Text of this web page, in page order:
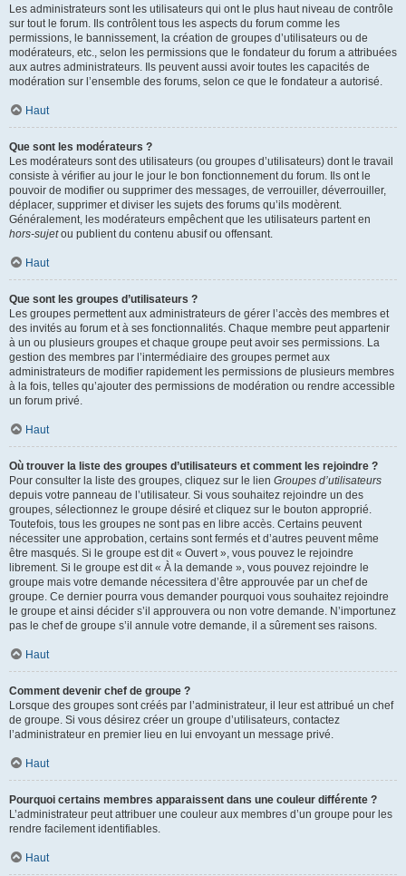
Les administrateurs sont les utilisateurs qui ont le plus haut niveau de contrôle
sur tout le forum. Ils contrôlent tous les aspects du forum comme les
permissions, le bannissement, la création de groupes d’utilisateurs ou de
modérateurs, etc., selon les permissions que le fondateur du forum a attribuées
aux autres administrateurs. Ils peuvent aussi avoir toutes les capacités de
modération sur l’ensemble des forums, selon ce que le fondateur a autorisé.
Haut
Que sont les modérateurs ?
Les modérateurs sont des utilisateurs (ou groupes d’utilisateurs) dont le travail
consiste à vérifier au jour le jour le bon fonctionnement du forum. Ils ont le
pouvoir de modifier ou supprimer des messages, de verrouiller, déverrouiller,
déplacer, supprimer et diviser les sujets des forums qu’ils modèrent.
Généralement, les modérateurs empêchent que les utilisateurs partent en
hors-sujetou publient du contenu abusif ou offensant.
Haut
Que sont les groupes d’utilisateurs ?
Les groupes permettent aux administrateurs de gérer l’accès des membres et
des invités au forum et à ses fonctionnalités. Chaque membre peut appartenir
à un ou plusieurs groupes et chaque groupe peut avoir ses permissions. La
gestion des membres par l’intermédiaire des groupes permet aux
administrateurs de modifier rapidement les permissions de plusieurs membres
à la fois, telles qu’ajouter des permissions de modération ou rendre accessible
un forum privé.
Haut
Où trouver la liste des groupes d’utilisateurs et comment les rejoindre ?
Pour consulter la liste des groupes, cliquez sur le lien Groupes d’utilisateurs
depuis votre panneau de l’utilisateur. Si vous souhaitez rejoindre un des
groupes, sélectionnez le groupe désiré et cliquez sur le bouton approprié.
Toutefois, tous les groupes ne sont pas en libre accès. Certains peuvent
nécessiter une approbation, certains sont fermés et d’autres peuvent même
être masqués. Si le groupe est dit « Ouvert », vous pouvez le rejoindre
librement. Si le groupe est dit « À la demande », vous pouvez rejoindre le
groupe mais votre demande nécessitera d’être approuvée par un chef de
groupe. Ce dernier pourra vous demander pourquoi vous souhaitez rejoindre
le groupe et ainsi décider s’il approuvera ou non votre demande. N’importunez
pas le chef de groupe s’il annule votre demande, il a sûrement ses raisons.
Haut
Comment devenir chef de groupe ?
Lorsque des groupes sont créés par l’administrateur, il leur est attribué un chef
de groupe. Si vous désirez créer un groupe d’utilisateurs, contactez
l’administrateur en premier lieu en lui envoyant un message privé.
Haut
Pourquoi certains membres apparaissent dans une couleur différente ?
L’administrateur peut attribuer une couleur aux membres d’un groupe pour les
rendre facilement identifiables.
Haut